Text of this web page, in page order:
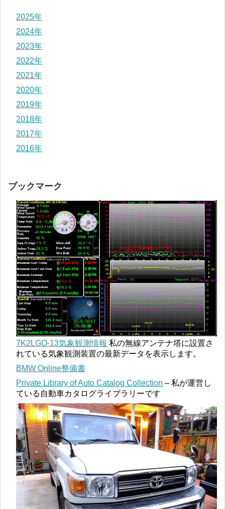
2025年
2024年
2023年
2022年
2021年
2020年
2019年
2018年
2017年
2016年
ブックマーク
7K2LGO-13気象観測情報 私の無線アンテナ塔に設置さ
れている気象観測装置の最新データを表示します。
BMW Online整備書
Private Library of Auto Catalog Collection – 私が運営し
ている自動車カタログライブラリーです